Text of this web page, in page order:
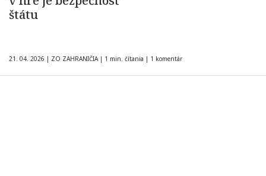
štátu
21. 04. 2026 | ZO ZAHRANIČIA | 1 min. čítania | 1 komentár